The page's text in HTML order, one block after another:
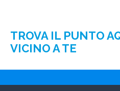
TROVA IL PUNTO
VICINO A TE